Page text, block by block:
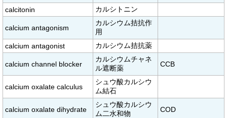
calcitonin カルシトニン
calcium antagonism
カルシウム拮抗作
用
calcium antagonist
カルシウム拮抗薬
calcium channel blocker
カルシウムチャネ
ル遮断薬
CCB
calcium oxalate calculus
シュウ酸カルシウ
ム結石
calcium oxalate dihydrate
シュウ酸カルシウ
ム二水和物
COD